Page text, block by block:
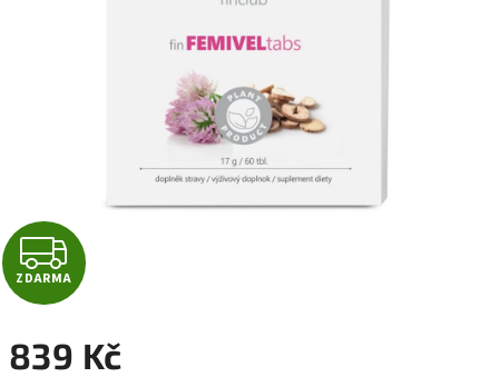
839 Kč
Z
D
A
ZDARMA